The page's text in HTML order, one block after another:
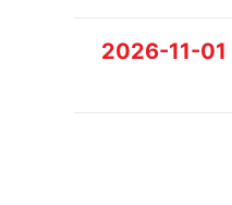
2026-11-01